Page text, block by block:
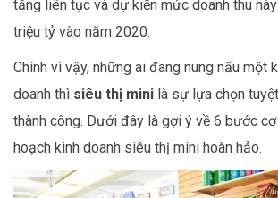
tăng liên tục và dự kiến mức doanh thu
triệu tỷ vào năm 2020.
Chính vì vậy, những ai đang nung nấu một
doanh thì siêu thị mini là sự lựa chọn
thành công. Dưới đây là gợi ý về 6 bước
hoạch kinh doanh siêu thị mini hoàn hảo.